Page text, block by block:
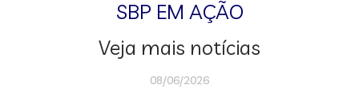
SBP EM AÇÃO
Veja mais notícias
08/06/2026